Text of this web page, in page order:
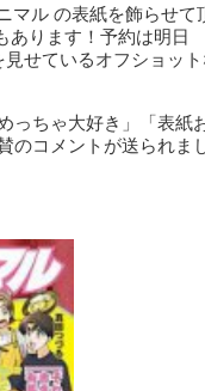
マル の表紙を飾らせて
あります！予約は明日
せているオフショット
っちゃ大好き」「表紙
のコメントが送られま